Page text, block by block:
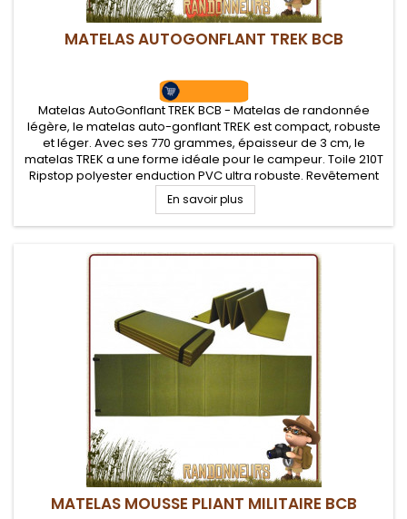
MATELAS AUTOGONFLANT TREK BCB
Matelas AutoGonflant TREK BCB - Matelas de randonnée
légère, le matelas auto-gonflant TREK est compact, robuste
et léger. Avec ses 770 grammes, épaisseur de 3 cm, le
matelas TREK a une forme idéale pour le campeur. Toile 210T
Ripstop polyester enduction PVC ultra robuste. Revêtement
aluminisé sur la base
En savoir plus
MATELAS MOUSSE PLIANT MILITAIRE BCB